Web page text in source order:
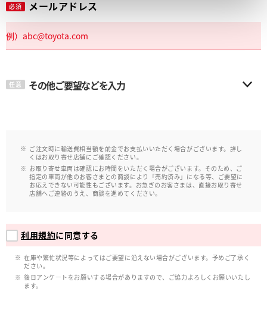
必須 メールアドレス
任意 その他ご要望などを入力
ご注文時に輸送費相当額を前金でお支払いいただく場合がございます。詳し
くはお取り寄せ店舗にご確認ください。
お取り寄せ車両は確認にお時間をいただく場合がございます。そのため、ご
指定の車両が他のお客さまとの商談により「売約済み」になる等、ご要望に
お応えできない可能性もございます。お急ぎのお客さまは、直接お取り寄せ
店舗へご連絡のうえ、商談を進めてください。
利用規約に同意する
在庫や繁忙状況等によってはご要望に沿えない場合がございます。予めご了承く
ださい。
後日アンケ―トをお願いする場合がありますので、ご協力よろしくお願いいたし
ます。